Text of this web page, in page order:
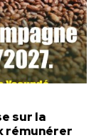
sur la
rémunérer